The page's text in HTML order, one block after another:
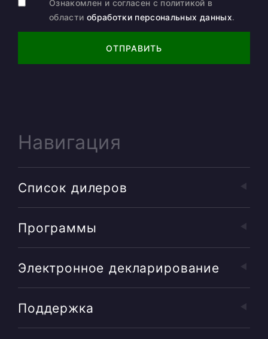
Ознакомлен и согласен с политикой в
области обработки персональных данных.
ОТПРАВИТЬ
Навигация
Список дилеров
Программы
Электронное декларирование
Поддержка